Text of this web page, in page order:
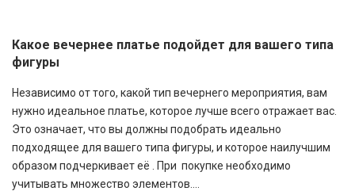
Какое вечернее платье подойдет для вашего типа
фигуры
Независимо от того, какой тип вечернего мероприятия, вам
нужно идеальное платье, которое лучше всего отражает вас.
Это означает, что вы должны подобрать идеально
подходящее для вашего типа фигуры, и которое наилучшим
образом подчеркивает её . При покупке необходимо
учитывать множество элементов....